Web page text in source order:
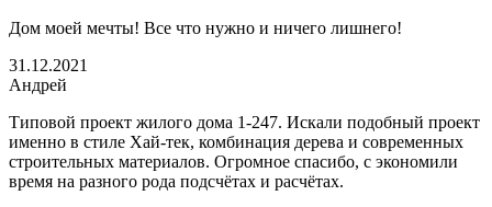
Дом моей мечты! Все что нужно и ничего лишнего!
31.12.2021
Андрей
Типовой проект жилого дома 1-247. Искали подобный проект
именно в стиле Хай-тек, комбинация дерева и современных
строительных материалов. Огромное спасибо, с экономили
время на разного рода подсчётах и расчётах.